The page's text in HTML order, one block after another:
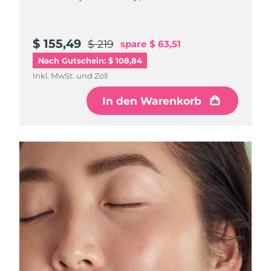
$ 155,49 $ 219 spare $ 63,51
Nach Gutschein: $ 108,84
Inkl. MwSt. und Zoll
In den Warenkorb
Luxemburg Erwartete Lieferung
Sonderverwaltungsregion
Macau
Erwartete Lieferung 8/11/26
Mexiko Erwartete Lieferung8/12/26
Erwartete Lieferung8/9/26
Niederlande Erwartete Lieferung8/8/26
Neuseeland Erwartete Lieferung8/8/26